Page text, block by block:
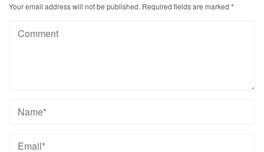
Your email address will not be published. Required fields are marked *